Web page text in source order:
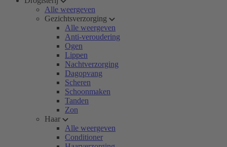
Alle weergeven
Gezichtsverzorging
Alle weergeven
Anti-veroudering
Ogen
Lippen
Nachtverzorging
Dagopvang
Scheren
Schoonmaken
Tanden
Zon
Haar
Alle weergeven
Conditioner